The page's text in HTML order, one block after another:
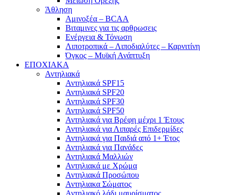
Άθληση
Αμινοξέα – BCAA
Βιταμινες για τις αρθρωσεις
Ενέργεια & Τόνωση
Λιποτροπικά – Λιποδιαλύτες – Καρνιτίνη
Όγκος – Μυϊκή Ανάπτυξη
ΕΠΟΧΙΑΚΑ
Αντηλιακά
Αντηλιακά SPF15
Αντηλιακά SPF20
Αντηλιακά SPF30
Αντηλιακά SPF50
Αντηλιακά για Βρέφη μέχρι 1 Έτους
Αντηλιακά για Λιπαρές Επιδερμίδες
Αντηλιακά για Παιδιά από 1+ Έτος
Αντηλιακά για Πανάδες
Αντηλιακά Μαλλιών
Αντηλιακά με Χρώμα
Αντηλιακά Προσώπου
Αντηλιακα Σώματος